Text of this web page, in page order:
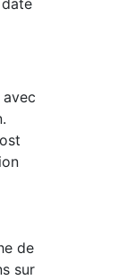
de
sur